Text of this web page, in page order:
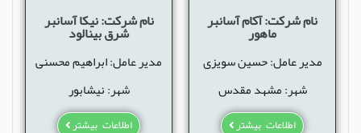
نام شرکت: آکام آسانبر
ماهور
مدیر عامل: حسین سویزی
شهر: مشهد مقدس
اطلاعات بیشتر
نام شرکت: نیکا آسانبر
شرق بینالود
مدیر عامل: ابراهیم محسنی
شهر: نیشابور
اطلاعات بیشتر